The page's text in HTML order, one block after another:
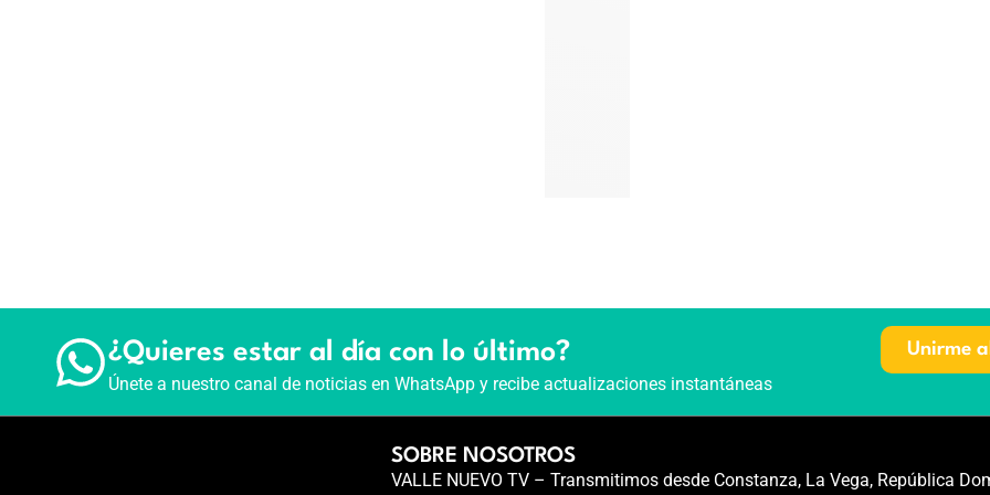
¿Quieres estar al día con lo último?
Únete a nuestro canal de noticias en WhatsApp y recibe actualizaciones instantáneas
Unirme
SOBRE NOSOTROS
VALLE NUEVO TV – Transmitimos desde Constanza, La Vega, República